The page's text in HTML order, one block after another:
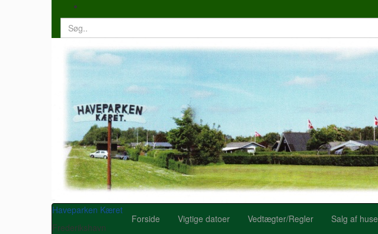
Search
for:
Haveparken Kæret
Frederikshavn
Forside Vigtige datoer Vedtægter/Regler Salg af huse